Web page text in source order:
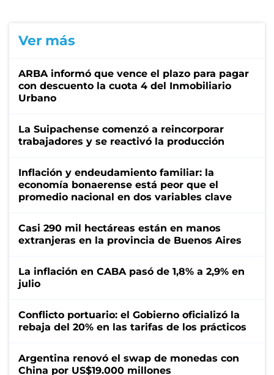
Ver más
ARBA informó que vence el plazo para pagar
con descuento la cuota 4 del Inmobiliario
Urbano
La Suipachense comenzó a reincorporar
trabajadores y se reactivó la producción
Inflación y endeudamiento familiar: la
economía bonaerense está peor que el
promedio nacional en dos variables clave
Casi 290 mil hectáreas están en manos
extranjeras en la provincia de Buenos Aires
La inflación en CABA pasó de 1,8% a 2,9% en
julio
Conflicto portuario: el Gobierno oficializó la
rebaja del 20% en las tarifas de los prácticos
Argentina renovó el swap de monedas con
China por US$19.000 millones